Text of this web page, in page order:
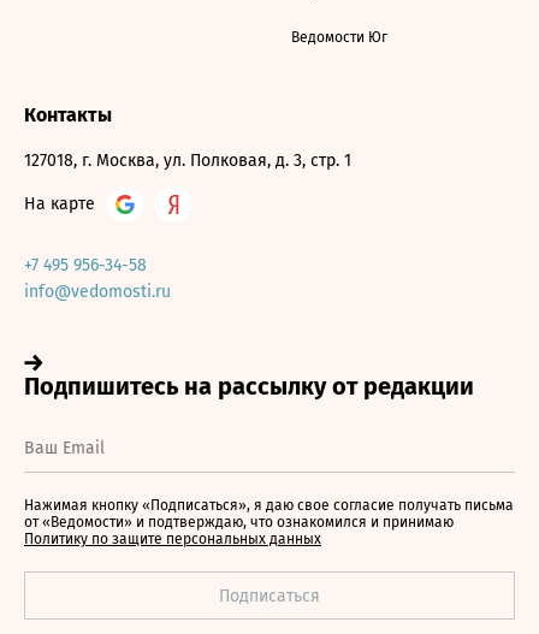
Ведомости Юг
Контакты
127018, г. Москва, ул. Полковая, д. 3, стр. 1
На карте
+7 495 956-34-58
info@vedomosti.ru
Нажимая кнопку «Подписаться», я даю свое согласие получать письма
от «Ведомости» и подтверждаю, что ознакомился и принимаю
Политику по защите персональных данных